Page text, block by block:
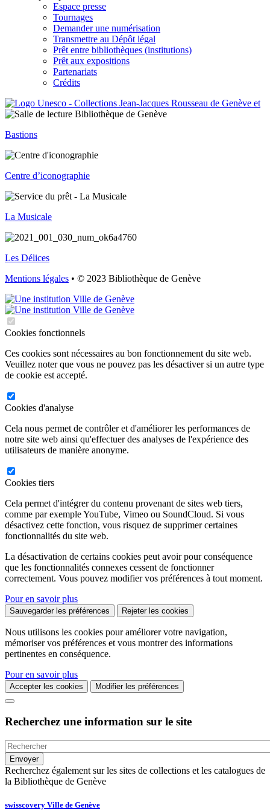
Espace presse
Tournages
Demander une numérisation
Transmettre au Dépôt légal
Prêt entre bibliothèques (institutions)
Prêt aux expositions
Partenariats
Crédits
Bastions
Centre d’iconographie
La Musicale
Les Délices
Mentions légales • © 2023 Bibliothèque de Genève
Cookies fonctionnels
Ces cookies sont nécessaires au bon fonctionnement du site web.
Veuillez noter que vous ne pouvez pas les désactiver si un autre type
de cookie est accepté.
Cookies d'analyse
Cela nous permet de contrôler et d'améliorer les performances de
notre site web ainsi qu'effectuer des analyses de l'expérience des
utilisateurs de manière anonyme.
Cookies tiers
Cela permet d'intégrer du contenu provenant de sites web tiers,
comme par exemple YouTube, Vimeo ou SoundCloud. Si vous
désactivez cette fonction, vous risquez de supprimer certaines
fonctionnalités du site web.
La désactivation de certains cookies peut avoir pour conséquence
que les fonctionnalités connexes cessent de fonctionner
correctement. Vous pouvez modifier vos préférences à tout moment.
Pour en savoir plus
Sauvegarder les préférences Rejeter les cookies
Nous utilisons les cookies pour améliorer votre navigation,
mémoriser vos préférences et vous montrer des informations
pertinentes en conséquence.
Pour en savoir plus
Accepter les cookies Modifier les préférences
Recherchez une information sur le site
Recherchez également sur les sites de collections et les catalogues de
la Bibliothèque de Genève
swisscovery Ville de Genève